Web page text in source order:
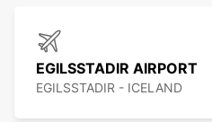
EGILSSTADIR AIRPORT
EGILSSTADIR - ICELAND